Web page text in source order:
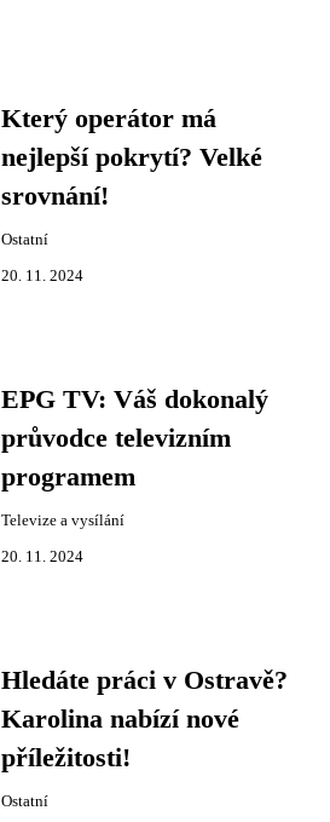
Který operátor má
nejlepší pokrytí? Velké
srovnání!
Ostatní
20. 11. 2024
EPG TV: Váš dokonalý
průvodce televizním
programem
Televize a vysílání
20. 11. 2024
Hledáte práci v Ostravě?
Karolina nabízí nové
příležitosti!
Ostatní